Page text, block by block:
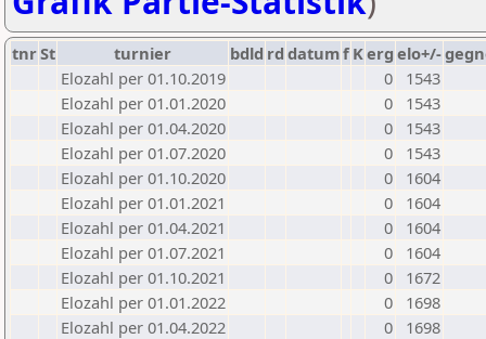
tnrSt turnier bdld rd datumf Kerg elo+/-
Elozahl per 01.10.2019
0
1543
Elozahl per 01.01.2020
0
1543
Elozahl per 01.04.2020
0
1543
Elozahl per 01.07.2020
0
1543
Elozahl per 01.10.2020
0
1604
Elozahl per 01.01.2021
0
1604
Elozahl per 01.04.2021
0
1604
Elozahl per 01.07.2021
0
1604
Elozahl per 01.10.2021
0
1672
Elozahl per 01.01.2022
0
1698
Elozahl per 01.04.2022
0
1698